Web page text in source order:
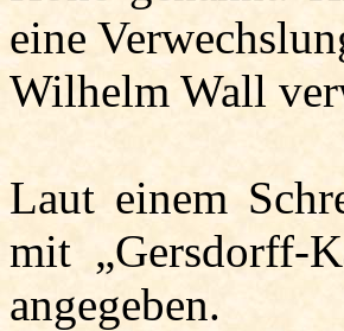
eine
Wilhelm Wall
Laut einem
mit „Gersdorff-
angegeben.